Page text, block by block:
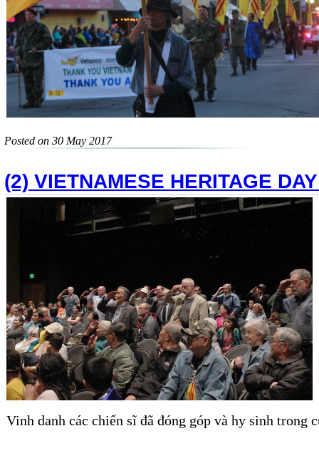
Posted on 30 May 2017
(2) VIETNAMESE HERITAGE
Vinh danh các chiến sĩ đã đóng góp và hy sinh trong